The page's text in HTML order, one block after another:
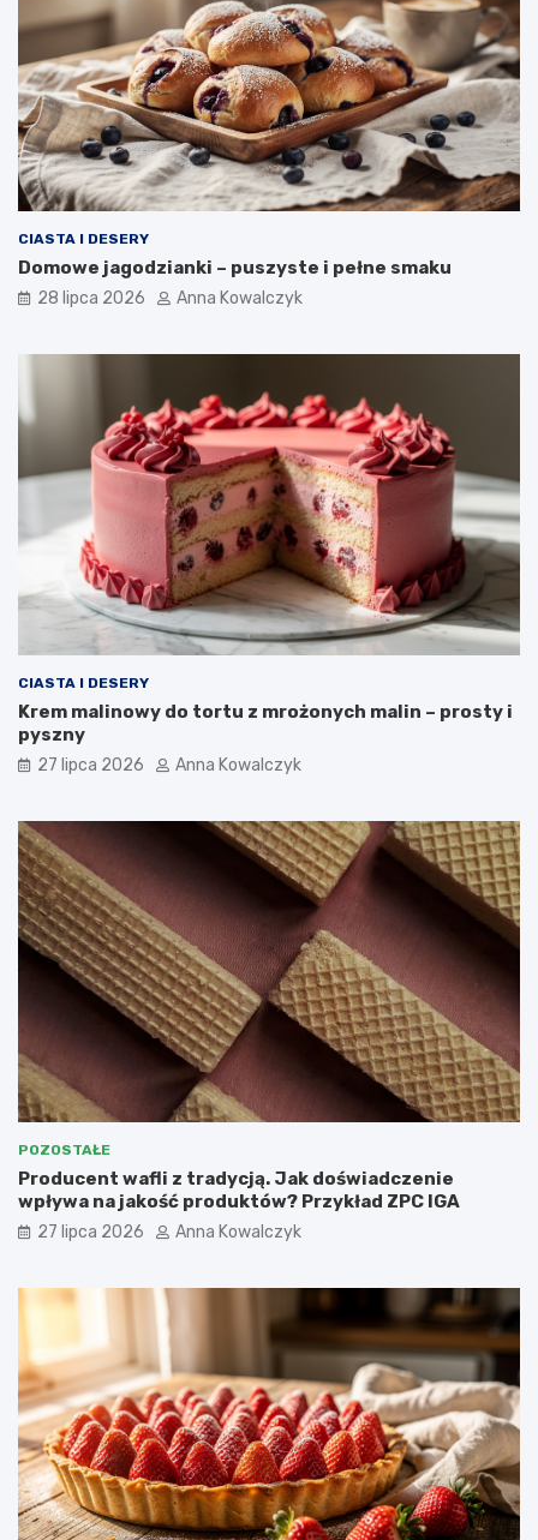
CIASTA I DESERY
Domowe jagodzianki – puszyste i pełne smaku
28 lipca 2026 Anna Kowalczyk
CIASTA I DESERY
Krem malinowy do tortu z mrożonych malin – prosty i
pyszny
27 lipca 2026 Anna Kowalczyk
POZOSTAŁE
Producent wafli z tradycją. Jak doświadczenie
wpływa na jakość produktów? Przykład ZPC IGA
27 lipca 2026 Anna Kowalczyk